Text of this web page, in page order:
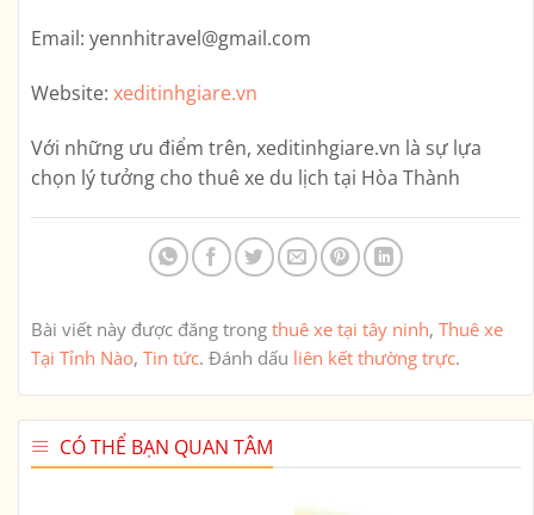
Email: yennhitravel@gmail.com
Website: xeditinhgiare.vn
Với những ưu điểm trên, xeditinhgiare.vn là sự lựa
chọn lý tưởng cho thuê xe du lịch tại Hòa Thành
Bài viết này được đăng trong thuê xe tại tây ninh, Thuê xe
Tại Tỉnh Nào, Tin tức. Đánh dấu liên kết thường trực.
CÓ THỂ BẠN QUAN TÂM